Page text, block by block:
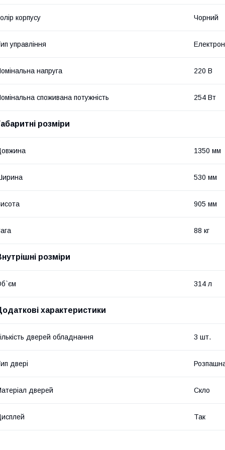
корпусу Чорний
управління
напруга 220 В
споживана потужність 254 Вт
розміри
1350 мм
530 мм
905 мм
88 кг
розміри
314 л
характеристики
дверей обладнання 3 шт.
двері
дверей Скло
Так